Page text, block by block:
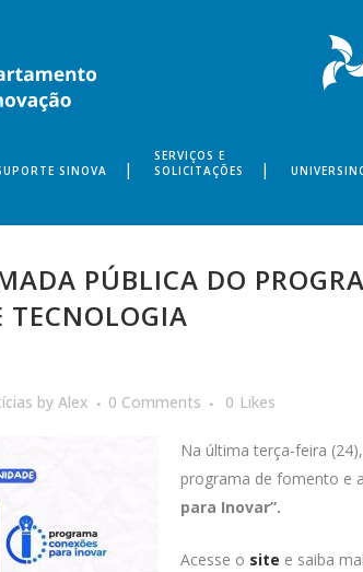
SINOVA
SERVIÇOS E
SOLICITAÇÕES
PÚBLICA DO
TECNOLOGIA
by Alex 0 Comments 0 Likes
Na última terça-feira
programa de fomento e
para Inovar”.
Acesse o site e saiba